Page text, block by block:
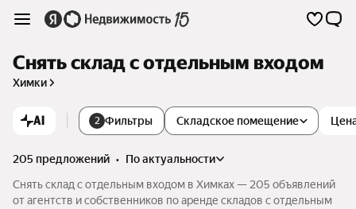
Снять склад с отдельным входом
Химки
AI 2 Фильтры Складское помещение
205 предложений •
по актуальности
Снять склад с отдельным входом в Химках — 205 объявлений
от агентств и собственников по аренде складов с отдельным